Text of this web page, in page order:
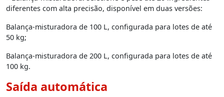
diferentes com alta precisão, disponível em duas versões:
Balança-misturadora de 100 L, configurada para lotes de até
50 kg;
Balança-misturadora de 200 L, configurada para lotes de até
100 kg.
Saída automática